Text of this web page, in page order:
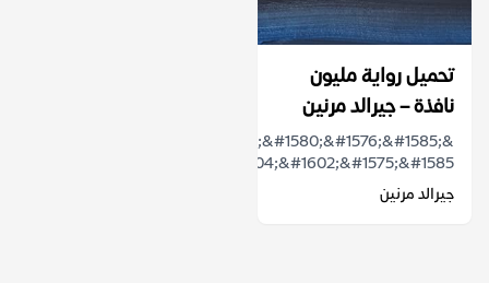
تحميل رواية مليون
نافذة – جيرالد مرنين
&laquo;&#1610;&#1615;&#1580;&#1576;&#1585;
&#1575;&#1604;&#1602;&#1575;&#1585;&#...
جيرالد مرنين